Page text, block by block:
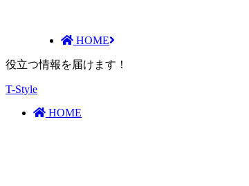
HOME
役立つ情報を届けます！
T-Style
HOME